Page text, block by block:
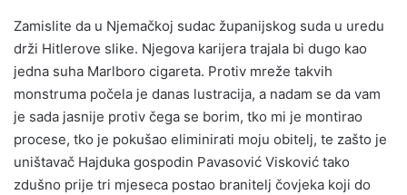
Zamislite da u Njemačkoj sudac županijskog suda u uredu
drži Hitlerove slike. Njegova karijera trajala bi dugo kao
jedna suha Marlboro cigareta. Protiv mreže takvih
monstruma počela je danas lustracija, a nadam se da vam
je sada jasnije protiv čega se borim, tko mi je montirao
procese, tko je pokušao eliminirati moju obitelj, te zašto je
uništavač Hajduka gospodin Pavasović Visković tako
zdušno prije tri mjeseca postao branitelj čovjeka koji do